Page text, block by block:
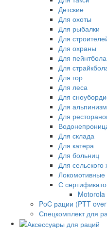
Детские
Для охоты
Для рыбалки
Для
Для охраны
Для пейнтбола
Для
Для гор
Для леса
Для
Для
Для
Для склада
Для катера
Для больниц
Для сельского
Локомотивные
С
PoC рации (PTT
Спецкомплект для